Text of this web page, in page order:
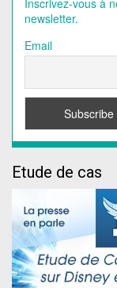
newsletter.
Email
Etude de cas